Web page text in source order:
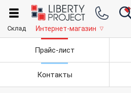
Склад Интернет-магазин ▽
Прайс-лист
Контакты